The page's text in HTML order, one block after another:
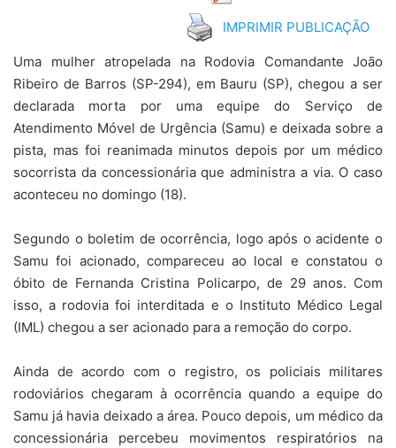
IMPRIMIR PUBLICAÇÃO
Uma mulher atropelada na Rodovia Comandante João
Ribeiro de Barros (SP-294), em Bauru (SP), chegou a ser
declarada morta por uma equipe do Serviço de
Atendimento Móvel de Urgência (Samu) e deixada sobre a
pista, mas foi reanimada minutos depois por um médico
socorrista da concessionária que administra a via. O caso
aconteceu no domingo (18).
Segundo o boletim de ocorrência, logo após o acidente o
Samu foi acionado, compareceu ao local e constatou o
óbito de Fernanda Cristina Policarpo, de 29 anos. Com
isso, a rodovia foi interditada e o Instituto Médico Legal
(IML) chegou a ser acionado para a remoção do corpo.
Ainda de acordo com o registro, os policiais militares
rodoviários chegaram à ocorrência quando a equipe do
Samu já havia deixado a área. Pouco depois, um médico da
concessionária percebeu movimentos respiratórios na